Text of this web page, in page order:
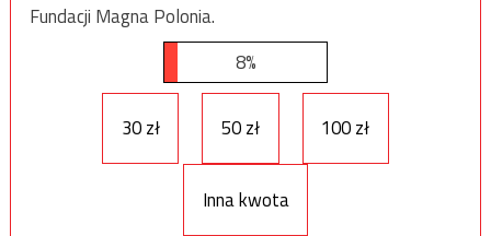
Fundacji Magna Polonia.
8%
30 zł 50 zł 100 zł
Inna kwota